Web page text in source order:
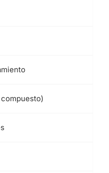
compuesto)